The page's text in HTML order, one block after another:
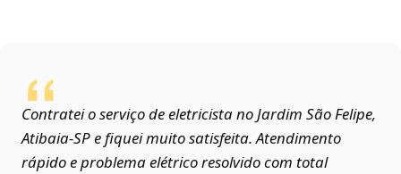
Contratei o serviço de eletricista no Jardim São Felipe,
Atibaia‑SP e fiquei muito satisfeita. Atendimento
rápido e problema elétrico resolvido com total